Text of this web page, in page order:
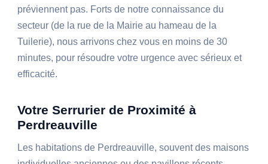
préviennent pas. Forts de notre connaissance du
secteur (de la rue de la Mairie au hameau de la
Tuilerie), nous arrivons chez vous en moins de 30
minutes, pour résoudre votre urgence avec sérieux et
efficacité.
Votre Serrurier de Proximité à
Perdreauville
Les habitations de Perdreauville, souvent des maisons